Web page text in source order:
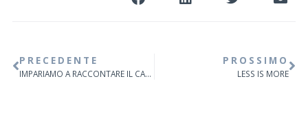
PRECEDENTE
IMPARIAMO A RACCONTARE IL CAFFÈ
PROSSIMO
LESS IS MORE